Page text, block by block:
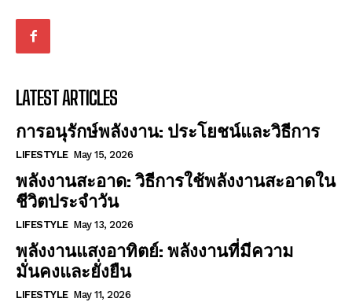
LATEST ARTICLES
การอนุรักษ์พลังงาน: ประโยชน์และวิธีการ
LIFESTYLE May 15, 2026
พลังงานสะอาด: วิธีการใช้พลังงานสะอาดใน
ชีวิตประจำวัน
LIFESTYLE May 13, 2026
พลังงานแสงอาทิตย์: พลังงานที่มีความ
มั่นคงและยั่งยืน
LIFESTYLE May 11, 2026